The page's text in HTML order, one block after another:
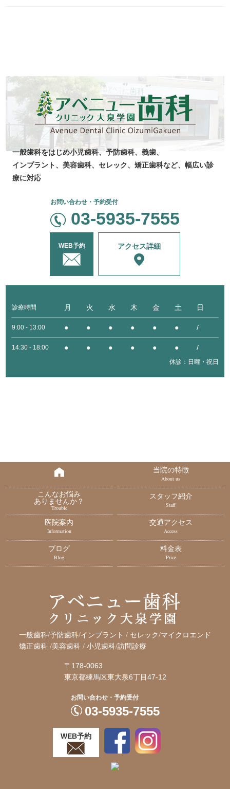
一般歯科をはじめ小児歯科、 予防歯科、 義歯、
インプラント、美容歯科、セレック、 矯正歯科など、 幅広い診
療に対応
お問い合わせ・予約受付
03-5935-7555
WEB予約 アクセス詳細
診療時間 月 火 水 木 金 土 日
9:00 - 13:00 ● ● ● ● ● ● /
14:30 - 18:00 ● ● ● ● ● ● /
休診：日曜・祝日
当院の特徴
About us
こんなお悩み
ありませんか？
Trouble
スタッフ紹介
Staff
医院案内
Information
交通アクセス
Access
ブログ
Blog
料金表
Price
一般歯科/予防歯科/インプラント / セレック/マイクロエンド
矯正歯科 /美容歯科 / 小児歯科/訪問診療
〒178-0063
東京都練馬区東大泉6丁目47-12
お問い合わせ・予約受付
03-5935-7555
WEB予約